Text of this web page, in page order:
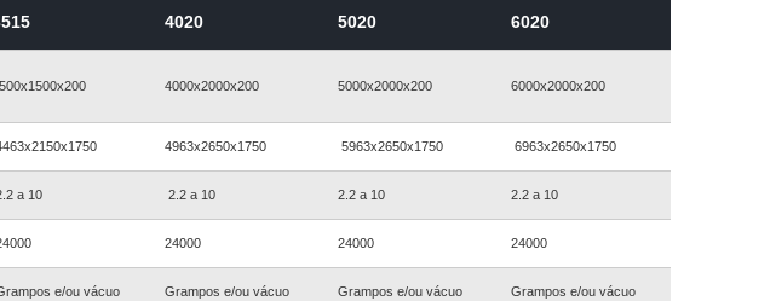
4020 5020 6020
4000x2000x200 5000x2000x200 6000x2000x200
4963x2650x1750 5963x2650x1750 6963x2650x1750
a 10 2.2 a 10 2.2 a 10 2.2 a 10
24000 24000 24000
e/ou vácuo Grampos e/ou vácuo Grampos e/ou vácuo Grampos e/ou vácuo